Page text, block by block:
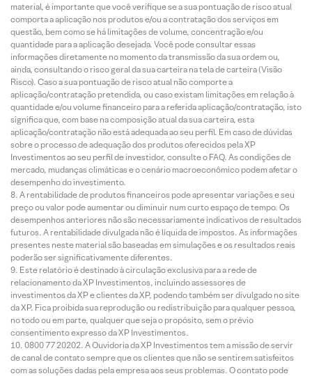
material, é importante que você verifique se a sua pontuação de risco atual
comporta a aplicação nos produtos e/ou a contratação dos serviços em
questão, bem como se há limitações de volume, concentração e/ou
quantidade para a aplicação desejada. Você pode consultar essas
informações diretamente no momento da transmissão da sua ordem ou,
ainda, consultando o risco geral da sua carteira na tela de carteira (Visão
Risco). Caso a sua pontuação de risco atual não comporte a
aplicação/contratação pretendida, ou caso existam limitações em relação à
quantidade e/ou volume financeiro para a referida aplicação/contratação, isto
significa que, com base na composição atual da sua carteira, esta
aplicação/contratação não está adequada ao seu perfil. Em caso de dúvidas
sobre o processo de adequação dos produtos oferecidos pela XP
Investimentos ao seu perfil de investidor, consulte o FAQ. As condições de
mercado, mudanças climáticas e o cenário macroeconômico podem afetar o
desempenho do investimento.
A rentabilidade de produtos financeiros pode apresentar variações e seu
preço ou valor pode aumentar ou diminuir num curto espaço de tempo. Os
desempenhos anteriores não são necessariamente indicativos de resultados
futuros. A rentabilidade divulgada não é líquida de impostos. As informações
presentes neste material são baseadas em simulações e os resultados reais
poderão ser significativamente diferentes.
Este relatório é destinado à circulação exclusiva para a rede de
relacionamento da XP Investimentos, incluindo assessores de
investimentos da XP e clientes da XP, podendo também ser divulgado no site
da XP. Fica proibida sua reprodução ou redistribuição para qualquer pessoa,
no todo ou em parte, qualquer que seja o propósito, sem o prévio
consentimento expresso da XP Investimentos.
0800 77 20202. A Ouvidoria da XP Investimentos tem a missão de servir
de canal de contato sempre que os clientes que não se sentirem satisfeitos
com as soluções dadas pela empresa aos seus problemas. O contato pode